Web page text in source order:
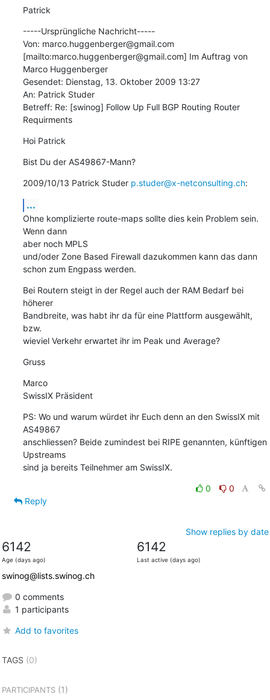
Patrick
-----Ursprüngliche Nachricht-----
Von: marco.huggenberger@gmail.com
[mailto:marco.huggenberger@gmail.com] Im Auftrag von
Marco Huggenberger
Gesendet: Dienstag, 13. Oktober 2009 13:27
An: Patrick Studer
Betreff: Re: [swinog] Follow Up Full BGP Routing Router
Requirments
Hoi Patrick
Bist Du der AS49867-Mann?
2009/10/13 Patrick Studer p.studer@x-netconsulting.ch:
...
Ohne komplizierte route-maps sollte dies kein Problem sein.
Wenn dann
aber noch MPLS
und/oder Zone Based Firewall dazukommen kann das dann
schon zum Engpass werden.
Bei Routern steigt in der Regel auch der RAM Bedarf bei
höherer
Bandbreite, was habt ihr da für eine Plattform ausgewählt,
bzw.
wieviel Verkehr erwartet ihr im Peak und Average?
Gruss
Marco
SwissIX Präsident
PS: Wo und warum würdet ihr Euch denn an den SwissIX mit
AS49867
anschliessen? Beide zumindest bei RIPE genannten, künftigen
Upstreams
sind ja bereits Teilnehmer am SwissIX.
0
0
Reply
Show replies by date
6142
Age (days ago)
6142
Last active (days ago)
swinog@lists.swinog.ch
0 comments
1 participants
Add to favorites
TAGS (0)
PARTICIPANTS(1)